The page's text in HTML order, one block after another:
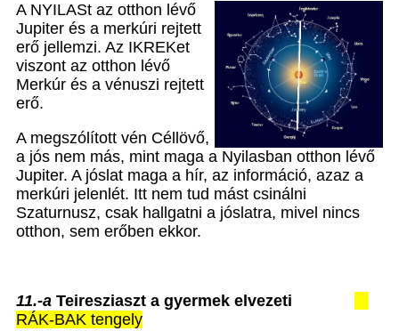
A NYILASt az otthon lévő
Jupiter és a merkúri rejtett
erő jellemzi. Az IKREKet
viszont az otthon lévő
Merkúr és a vénuszi rejtett
erő.
A megszólított vén Céllövő,
a jós nem más, mint maga a Nyilasban otthon lévő
Jupiter. A jóslat maga a hír, az információ, azaz a
merkúri jelenlét. Itt nem tud mást csinálni
Szaturnusz, csak hallgatni a jóslatra, mivel nincs
otthon, sem erőben ekkor.
11.-a Teiresziaszt a gyermek elvezeti
RÁK-BAK tengely